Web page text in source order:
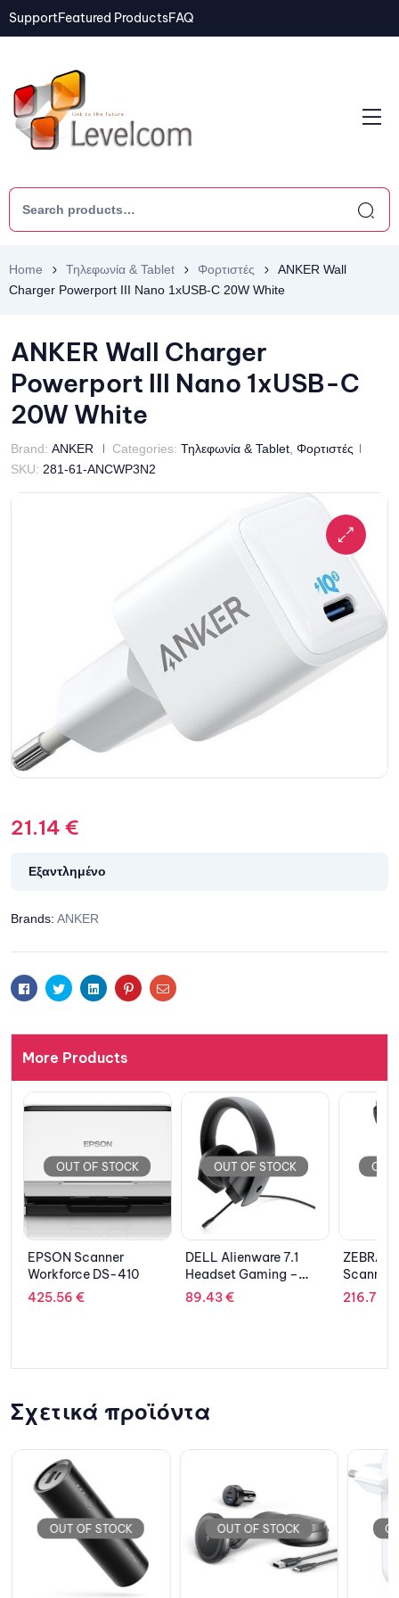
SupportFeatured ProductsFAQ
Home Τηλεφωνία & Tablet Φορτιστές
ANKER Wall
Charger Powerport III Nano 1xUSB-C 20W White
ANKER Wall Charger
Powerport III Nano 1xUSB-C
20W White
Brand: ANKER Categories: Τηλεφωνία & Tablet Φορτιστές
SKU: 281-61-ANCWP3N2
21.14 €
Εξαντλημένο
Brands: ANKER
FacebookTwitterLinkedinPinterestEmail
More Products
OUT OF STOCK
EPSON Scanner
Workforce DS-410
425.56 €
OUT OF STOCK
DELL Alienware 7.1
Headset Gaming –
AW510H – Dark Side of
89.43€
OUT
ZEBRA
Scanner
216.73
Σχετικά προϊόντα
OUT OF STOCK OUT OF STOCK